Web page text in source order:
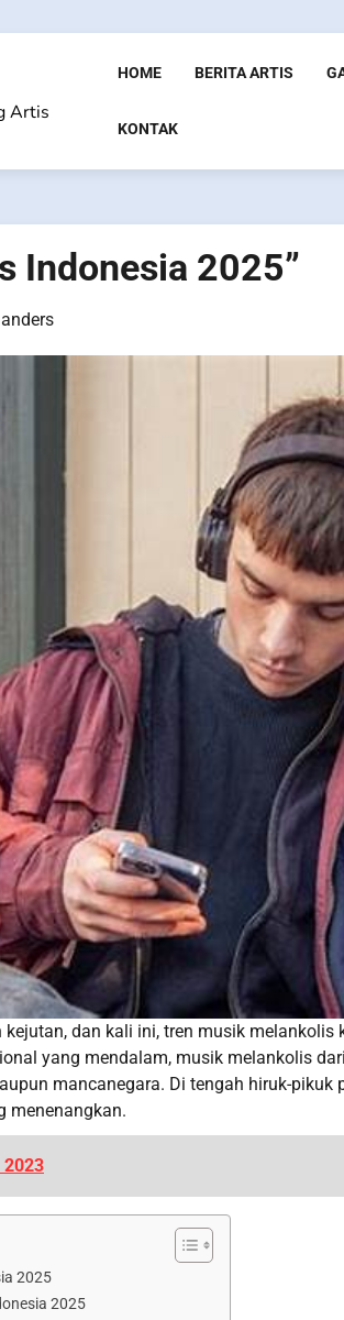
Artis
HOME BERITA ARTIS
KONTAK
Indonesia 2025”
kejutan, dan kali ini, tren musik
yang mendalam, musik melankolis
mancanegara. Di tengah hiruk-
menenangkan.
2023
2025
2025